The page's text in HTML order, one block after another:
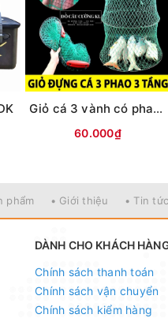
Giỏ cá 3 vành có phao (Dài 60cm)
60.000₫
phẩm • Giới thiệu • Tin tức
DÀNH CHO KHÁCH
Chính sách thanh toán
Chính sách vận chuyển
Chính sách kiểm hàng